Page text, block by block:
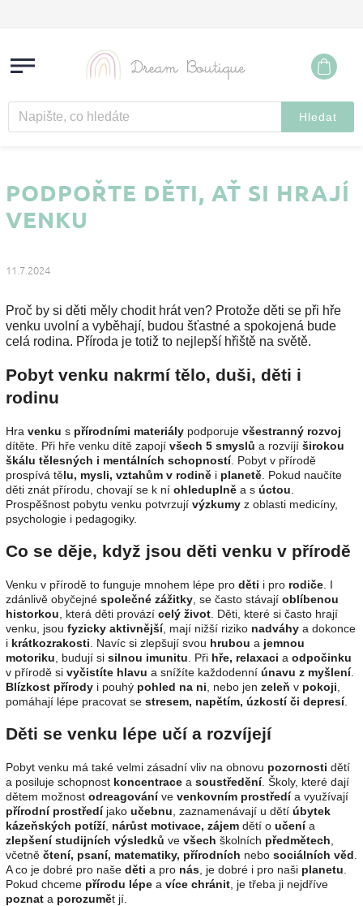
Hledat
PODPOŘTE DĚTI, AŤ SI HRAJÍ
VENKU
11.7.2024
Proč by si děti měly chodit hrát ven? Protože děti se při hře
venku uvolní a vyběhají, budou šťastné a spokojená bude
celá rodina. Příroda je totiž to nejlepší hřiště na světě.
Pobyt venku nakrmí tělo, duši, děti i
rodinu
Hra venku s přírodními materiály podporuje všestranný rozvoj
dítěte. Při hře venku dítě zapojí všech 5 smyslů a rozvíjí širokou
škálu tělesných i mentálních schopností. Pobyt v přírodě
prospívá tělu, mysli, vztahům v rodině i planetě . Pokud naučíte
děti znát přírodu, chovají se k ní ohleduplně a s úctou
Prospěšnost pobytu venku potvrzují výzkumy z oblasti medicíny,
psychologie i pedagogiky.
Co se děje, když jsou děti venku v přírodě
Venku v přírodě to funguje mnohem lépe pro děti i pro rodiče . I
zdánlivě obyčejné společné zážitky , se často stávají oblíbenou
historkou , která děti provází celý život . Děti, které si často hrají
venku, jsou fyzicky aktivnější, mají nižší riziko nadváhy a dokonce
i krátkozrakosti . Navíc si zlepšují svou hrubou a jemnou
motoriku , budují si silnou imunitu . Při hře, relaxaci a odpočinku
v přírodě si vyčistíte hlavu a snížíte každodenní únavu z myšlení.
Blízkost přírody i pouhý pohled na ni , nebo jen zeleň v pokoji
pomáhají lépe pracovat se stresem, napětím, úzkostí či depresí.
Děti se venku lépe učí a rozvíjejí
Pobyt venku má také velmi zásadní vliv na obnovu pozornosti dětí
a posiluje schopnost koncentrace a soustředění. Školy, které dají
dětem možnost odreagováníve venkovním prostředía využívají
přírodní prostředíjako učebnu , zaznamenávají u dětí úbytek
kázeňských potíží, nárůst motivace, zájem dětí o učenía
zlepšení studijních výsledků ve všech školních předmětech
včetně čtení, psaní, matematiky, přírodních nebo sociálních věd
A co je dobré pro naše děti a pro nás , je dobré i pro naši planetu
Pokud chceme přírodu lépe a více chránit , je třeba ji nejdříve
poznat a porozumět jí.